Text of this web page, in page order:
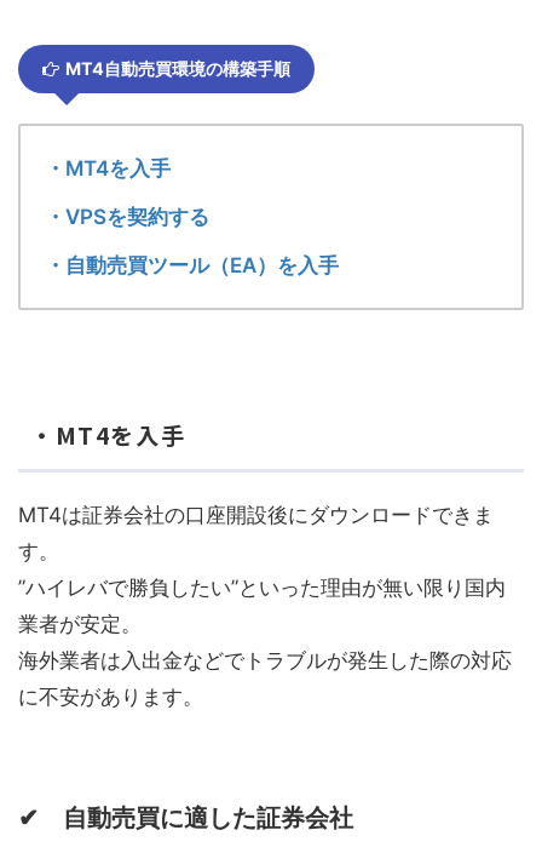
MT4自動売買環境の構築手順
・MT4を入手
・VPSを契約する
・自動売買ツール（EA）を入手
・MT4を入手
MT4は証券会社の口座開設後にダウンロードできま
す。
”ハイレバで勝負したい”といった理由が無い限り国内
業者が安定。
海外業者は入出金などでトラブルが発生した際の対応
に不安があります。
✔ 自動売買に適した証券会社